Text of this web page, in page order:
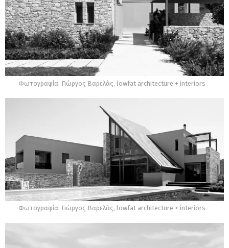
Φωτογραφία: Γιώργος Βαρελάς, lowfat architecture + interiors
Φωτογραφία: Γιώργος Βαρελάς, lowfat architecture + interiors